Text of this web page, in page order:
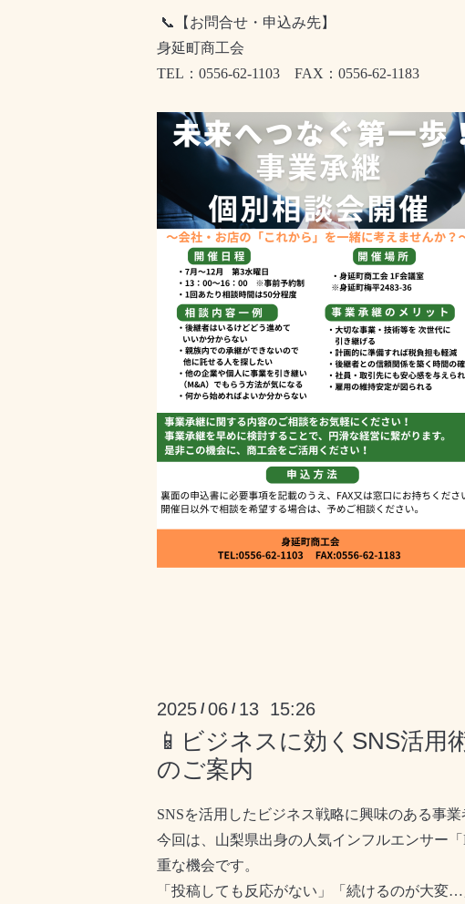
📞
【お問合せ・申込み先】
身延町商工会
TEL ： 0556-62-1103 FAX ： 0556-62-1183
2025 /06 / 13 15:26
📱ビジネスに効くSNS活用
のご案内
SNSを活用したビジネス戦略に興味のある事業
今回は、山梨県出身の人気インフルエンサー「
重な機会です。
「投稿しても反応がない」「続けるのが大変…